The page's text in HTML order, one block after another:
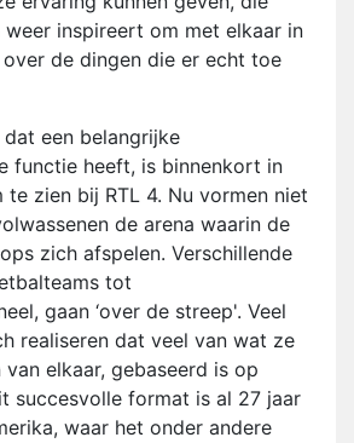
weer inspireert om met elkaar in
de dingen die er echt toe
een belangrijke
functie heeft, is binnenkort in
te zien bij RTL 4. Nu vormen niet
de arena waarin de
zich afspelen. Verschillende
tot
gaan ‘over de streep'. Veel
realiseren dat veel van wat ze
elkaar, gebaseerd is op
succesvolle format is al 27 jaar
waar het onder andere